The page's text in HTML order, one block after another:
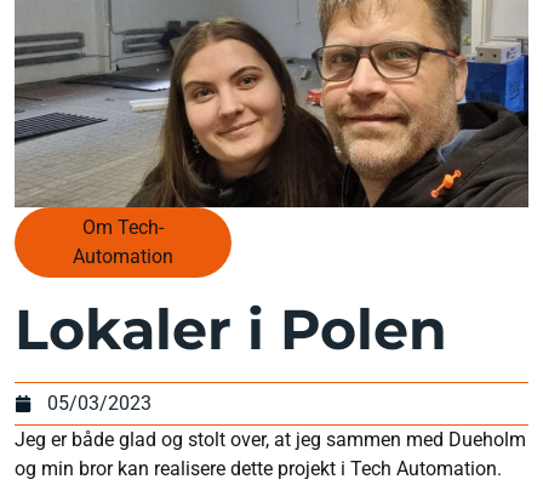
Om Tech-
Automation
Lokaler i Polen
05/03/2023
Jeg er både glad og stolt over, at jeg sammen med Dueholm
og min bror kan realisere dette projekt i Tech Automation.